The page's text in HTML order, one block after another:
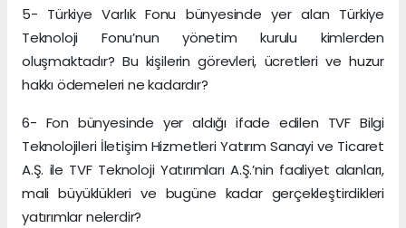
5- Türkiye Varlık Fonu bünyesinde yer alan Türkiye
Teknoloji Fonu’nun yönetim kurulu kimlerden
oluşmaktadır? Bu kişilerin görevleri, ücretleri ve huzur
hakkı ödemeleri ne kadardır?
6- Fon bünyesinde yer aldığı ifade edilen TVF Bilgi
Teknolojileri İletişim Hizmetleri Yatırım Sanayi ve Ticaret
A.Ş. ile TVF Teknoloji Yatırımları A.Ş.’nin faaliyet alanları,
mali büyüklükleri ve bugüne kadar gerçekleştirdikleri
yatırımlar nelerdir?